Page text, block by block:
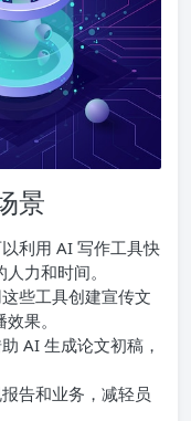
景
利用 AI 写作工具快
力和时间。
些工具创建宣传文
果。
AI 生成论文初稿，
告和业务，减轻员